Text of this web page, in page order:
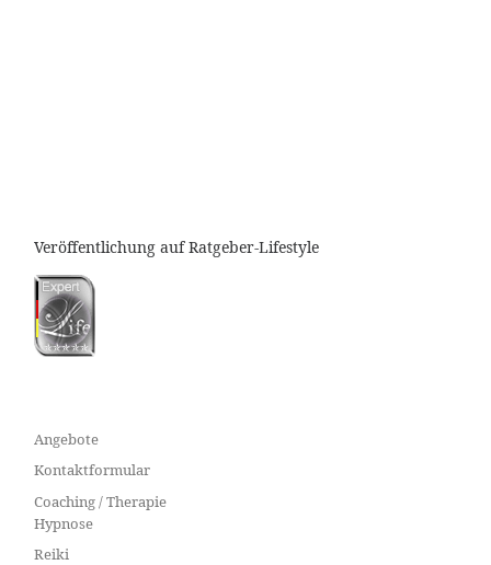
Veröffentlichung auf Ratgeber-Lifestyle
Angebote
Kontaktformular
Coaching / Therapie
Hypnose
Reiki